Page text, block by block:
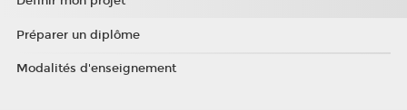
Préparer un diplôme
Modalités d'enseignement